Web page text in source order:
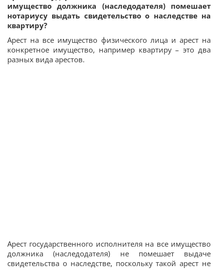
имущество должника (наследодателя) помешает
нотариусу выдать свидетельство о наследстве на
квартиру?
Арест на все имущество физического лица и арест на
конкретное имущество, например квартиру – это два
разных вида арестов.
Арест государственного исполнителя на все имущество
должника (наследодателя) не помешает выдаче
свидетельства о наследстве, поскольку такой арест не